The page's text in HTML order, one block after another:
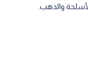
والذهب.